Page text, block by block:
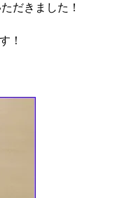
だきました！
！